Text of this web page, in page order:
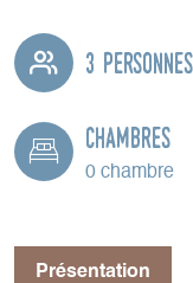
3 personnes
Chambres
0 chambre
Présentation